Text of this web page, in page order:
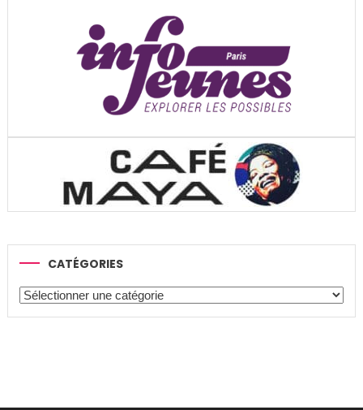
CATÉGORIES
Catégories